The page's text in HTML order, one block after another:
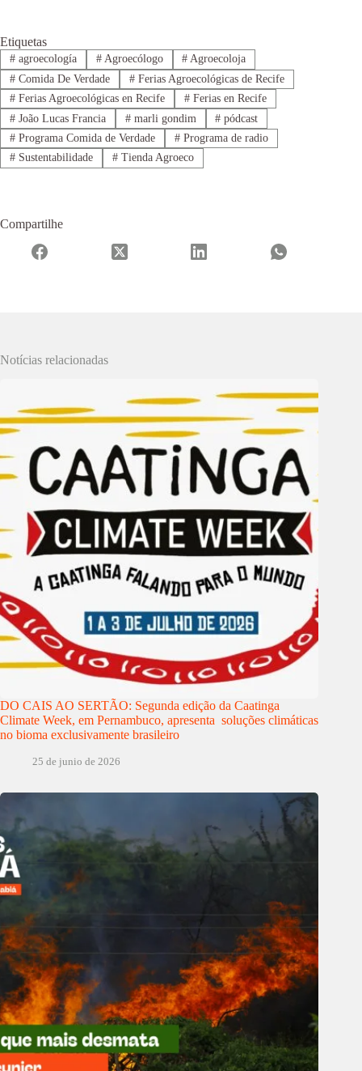
Etiquetas
#agroecología #Agroecólogo # Agroecoloja
#Comida De Verdade #Ferias Agroecológicas de Recife
#Ferias Agroecológicas en Recife #Ferias en Recife
#João Lucas Francia #marli gondim # pódcast
#Programa Comida de Verdade #Programa de radio
#Sustentabilidade #Tienda Agroeco
Compartilhe
Notícias relacionadas
DO CAIS AO SERTÃO: Segunda edição da Caatinga
Climate Week, em Pernambuco, apresenta soluções climáticas
no bioma exclusivamente brasileiro
25 de junio de 2026